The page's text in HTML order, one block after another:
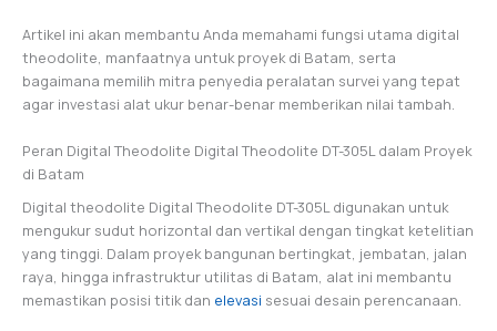
Artikel ini akan membantu Anda memahami fungsi utama digital
theodolite, manfaatnya untuk proyek di Batam, serta
bagaimana memilih mitra penyedia peralatan survei yang tepat
agar investasi alat ukur benar-benar memberikan nilai tambah.
Peran Digital Theodolite Digital Theodolite DT-305L dalam Proyek
di Batam
Digital theodolite Digital Theodolite DT-305L digunakan untuk
mengukur sudut horizontal dan vertikal dengan tingkat ketelitian
yang tinggi. Dalam proyek bangunan bertingkat, jembatan, jalan
raya, hingga infrastruktur utilitas di Batam, alat ini membantu
memastikan posisi titik dan elevasi sesuai desain perencanaan.